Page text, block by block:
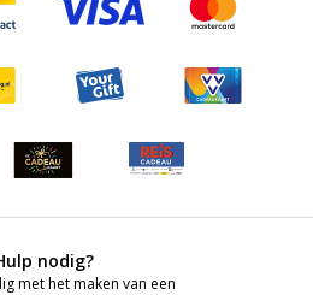
nodig?
met het maken van een